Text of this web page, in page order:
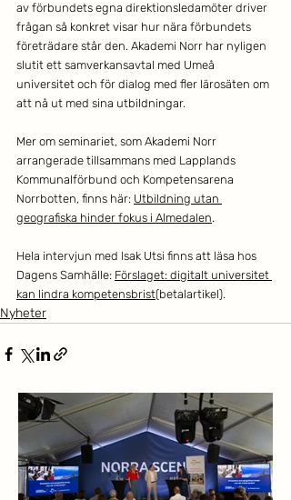
av förbundets egna direktionsledamöter driver
frågan så konkret visar hur nära förbundets
företrädare står den. Akademi Norr har nyligen
slutit ett samverkansavtal med Umeå
universitet och för dialog med fler lärosäten om
att nå ut med sina utbildningar.
Mer om seminariet, som Akademi Norr
arrangerade tillsammans med Lapplands
Kommunalförbund och Kompetensarena
Norrbotten, finns här: Utbildning utan
geografiska hinder fokus i Almedalen.
Hela intervjun med Isak Utsi finns att läsa hos
Dagens Samhälle: Förslaget: digitalt universitet
kan lindra kompetensbrist(betalartikel).
Nyheter